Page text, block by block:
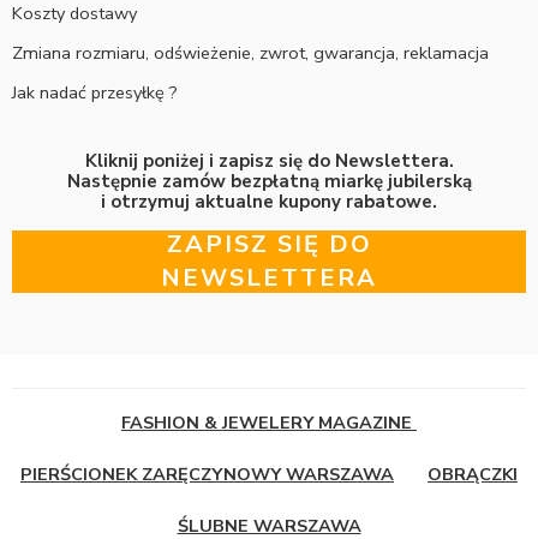
Koszty dostawy
Zmiana rozmiaru, odświeżenie, zwrot, gwarancja, reklamacja
Jak nadać przesyłkę ?
Kliknij poniżej i zapisz się do Newslettera.
Następnie zamów bezpłatną miarkę jubilerską
i otrzymuj aktualne kupony rabatowe.
ZAPISZ SIĘ DO
NEWSLETTERA
FASHION & JEWELERY MAGAZINE
PIERŚCIONEK ZARĘCZYNOWY WARSZAWA OBRĄCZKI
ŚLUBNE WARSZAWA